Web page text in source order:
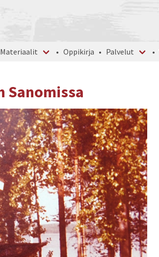
Materiaalit Oppikirja Palvelut
Sanomissa